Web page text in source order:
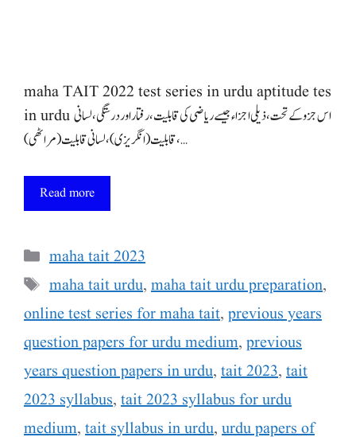
maha TAIT 2022 test series in urdu aptitude tes
in urdu اس جزو کے تحت، ذیلی اجزاء جیسے ریاضی کی قابلیت، رفتار اور درستگی، لسانی
قابلیت (انگریزی)، لسانی قابلیت (مراٹھی)، …
Read more
Categories
maha tait 2023
Tags
maha tait urdu, maha tait urdu preparation,
online test series for maha tait, previous years
question papers for urdu medium, previous
years question papers in urdu, tait 2023, tait
2023 syllabus, tait 2023 syllabus for urdu
medium, tait syllabus in urdu, urdu papers of